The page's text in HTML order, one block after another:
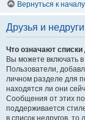
Вернуться к началу
Друзья и недруги
Что означают
Вы можете включать
Пользователи,
личном разделе для
находятся ли они
Сообщения от этих
поддерживается
в список недругов,